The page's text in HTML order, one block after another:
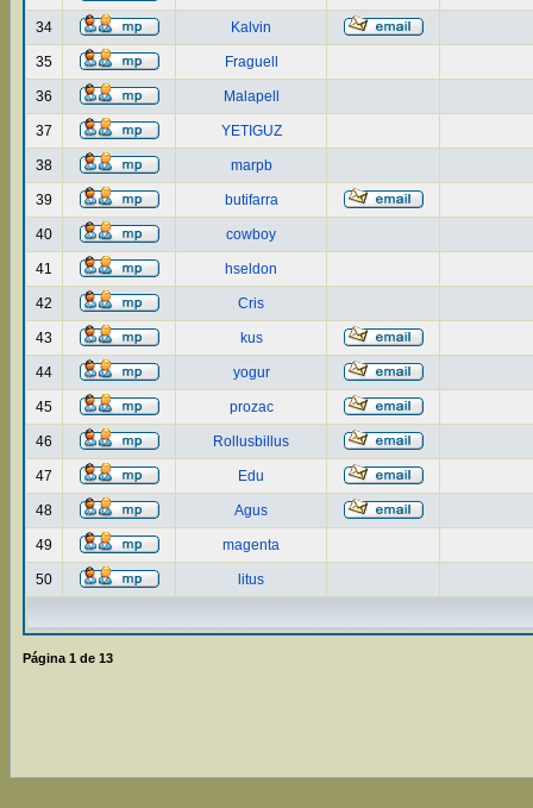
34 Kalvin
35 Fraguell
36 Malapell
37 YETIGUZ
38 marpb
39 butifarra
40 cowboy
41 hseldon
42 Cris
43 kus
44 yogur
45 prozac
46 Rollusbillus
47 Edu
48 Agus
49 magenta
50 litus
Página 1 de 13